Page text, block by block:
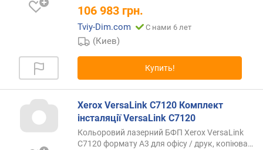
о
б
м
г
и
(
106 983 грн.
Tviy-Dim.com С нами 6 лет
(Киев)
Купить!
Xerox VersaLink C7120 Комплект
інсталяції VersaLink C7120
Кольоровий лазерний БФП Xerox VersaLink
C7120 формату A3 для офісу / друк, копіюва…